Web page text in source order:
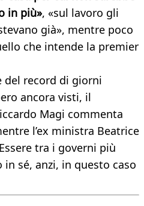
in più», «sul lavoro gli
già», mentre poco
che intende la premier
del record di giorni
ancora visti, il
Magi commenta
l’ex ministra Beatrice
tra i governi più
sé, anzi, in questo caso